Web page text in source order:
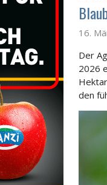
16.
Der
2026
den